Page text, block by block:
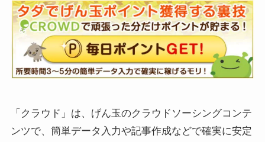
「クラウド」は、げん玉のクラウドソーシングコンテ
ンツで、簡単データ入力や記事作成などで確実に安定